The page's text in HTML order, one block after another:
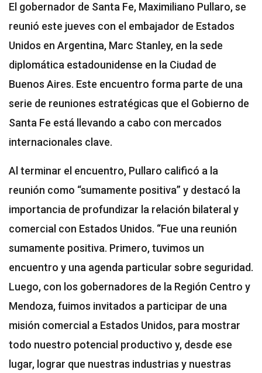
El gobernador de Santa Fe, Maximiliano Pullaro, se
reunió este jueves con el embajador de Estados
Unidos en Argentina, Marc Stanley, en la sede
diplomática estadounidense en la Ciudad de
Buenos Aires. Este encuentro forma parte de una
serie de reuniones estratégicas que el Gobierno de
Santa Fe está llevando a cabo con mercados
internacionales clave.
Al terminar el encuentro, Pullaro calificó a la
reunión como “sumamente positiva” y destacó la
importancia de profundizar la relación bilateral y
comercial con Estados Unidos. “Fue una reunión
sumamente positiva. Primero, tuvimos un
encuentro y una agenda particular sobre seguridad.
Luego, con los gobernadores de la Región Centro y
Mendoza, fuimos invitados a participar de una
misión comercial a Estados Unidos, para mostrar
todo nuestro potencial productivo y, desde ese
lugar, lograr que nuestras industrias y nuestras